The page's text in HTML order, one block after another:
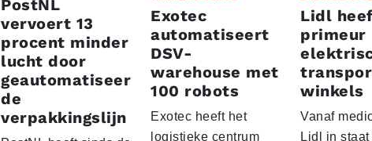
PostNL
vervoert 13
procent minder
lucht door
geautomatiseer
de
verpakkingslijn
Exotec
automatiseert
DSV-
warehouse met
100 robots
Exotec heeft het
logistieke centrum
Lidl
primeur
winkels
Vanaf
Lidl in